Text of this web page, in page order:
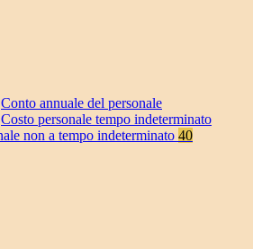
Conto annuale del personale
Costo personale tempo indeterminato
non a tempo indeterminato 40